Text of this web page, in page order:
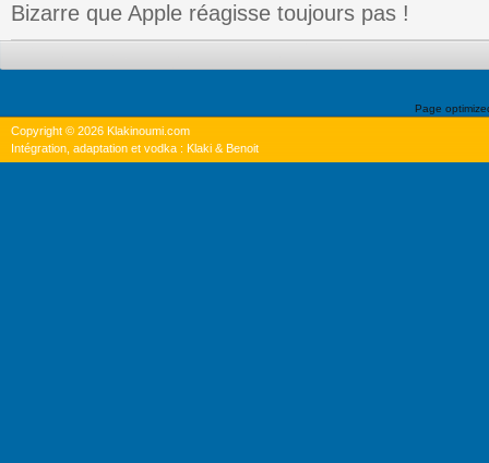
Bizarre que Apple réagisse toujours pas !
Page
Copyright © 2026 Klakinoumi.com
Intégration, adaptation et vodka : Klaki & Benoit